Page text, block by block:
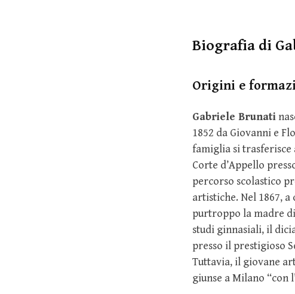
Biografia di
Origini e
Gabriele Brunati
1852 da Giovanni e
famiglia si trasferisce
Corte d’Appello
percorso scolastico
artistiche. Nel 1867,
purtroppo la madre
studi ginnasiali, il
presso il prestigioso
Tuttavia, il giovane
giunse a Milano “con